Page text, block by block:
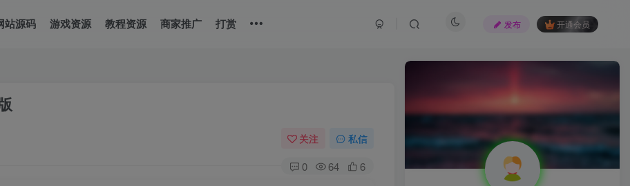
站源码 游戏资源 教程资源 商家推广 打赏 发布 开通会员
关注 私信
0 64 6